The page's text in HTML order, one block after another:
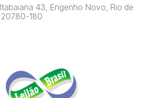
43, Engenho Novo, Rio de
20780-180